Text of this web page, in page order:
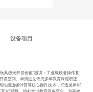
设备项目
具级无开发价值”困境：工业级设备操作复
发空间。华清远见依托多年教育课程积淀，
性能边缘计算等核心器件技术，打造灵犀X2